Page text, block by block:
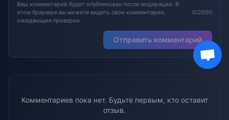
Ваш комментарий будет опубликован после модерации. В
этом браузере вы можете видеть свои комментарии,
ожидающие проверки.
0/2000
Отправить комментарий
Комментариев пока нет. Будьте первым, кто оставит
отзыв.